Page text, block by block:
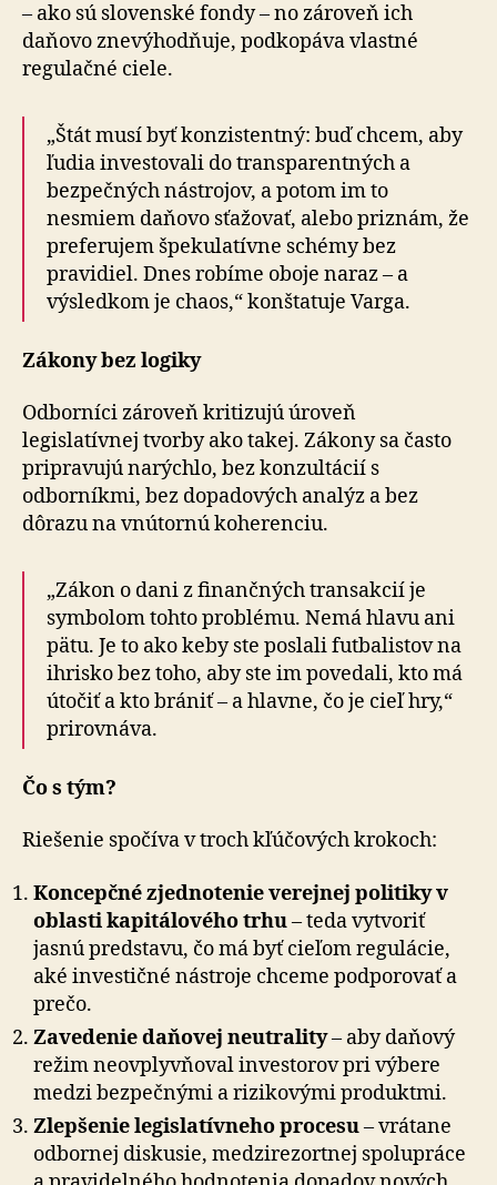
– ako sú slovenské fondy – no zároveň ich
daňovo znevýhodňuje, podkopáva vlastné
regulačné ciele.
„Štát musí byť konzistentný: buď chcem, aby
ľudia investovali do transparentných a
bezpečných nástrojov, a potom im to
nesmiem daňovo sťažovať, alebo priznám, že
preferujem špekulatívne schémy bez
pravidiel. Dnes robíme oboje naraz – a
výsledkom je chaos,“ konštatuje Varga.
Zákony bez logiky
Odborníci zároveň kritizujú úroveň
legislatívnej tvorby ako takej. Zákony sa často
pripravujú narýchlo, bez konzultácií s
odborníkmi, bez dopadových analýz a bez
dôrazu na vnútornú koherenciu.
„Zákon o dani z finančných transakcií je
symbolom tohto problému. Nemá hlavu ani
pätu. Je to ako keby ste poslali futbalistov na
ihrisko bez toho, aby ste im povedali, kto má
útočiť a kto brániť – a hlavne, čo je cieľ hry,“
prirovnáva.
Čo s tým?
Riešenie spočíva v troch kľúčových krokoch:
Koncepčné zjednotenie verejnej politiky v
oblasti kapitálového trhu– teda vytvoriť
jasnú predstavu, čo má byť cieľom regulácie,
aké investičné nástroje chceme podporovať a
prečo.
Zavedenie daňovej neutrality– aby daňový
režim neovplyvňoval investorov pri výbere
medzi bezpečnými a rizikovými produktmi.
Zlepšenie legislatívneho procesu– vrátane
odbornej diskusie, medzirezortnej spolupráce